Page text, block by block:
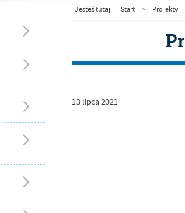
Jesteś tutaj: Start > Projekty
13 lipca2021